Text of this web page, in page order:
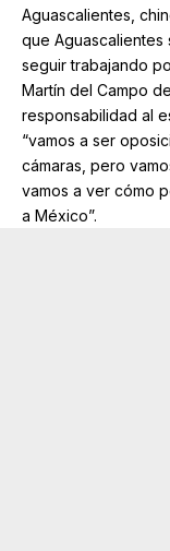
Aguascalientes,
que Aguascalientes
seguir trabajando
Martín del Campo
responsabilidad al
“vamos a ser
cámaras, pero
vamos a ver cómo
a México”.